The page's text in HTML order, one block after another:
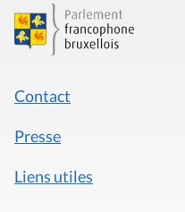
Contact
Presse
Liens utiles